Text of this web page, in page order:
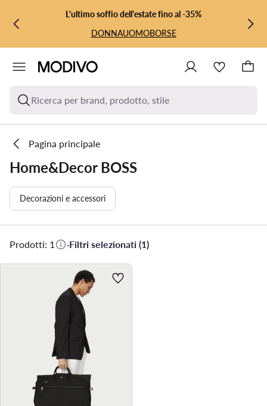
VAI AL CONTENUTO PRINCIPALE
VAI ALLA RICERCAL'ultimo soffio dell'estate fino al -35%
DONNAUOMOBORSE
Ricerca per brand, prodotto, stile
Pagina principale
Home&Decor BOSS
Decorazioni e accessori
Prodotti: 1 ·Filtri selezionati (1)